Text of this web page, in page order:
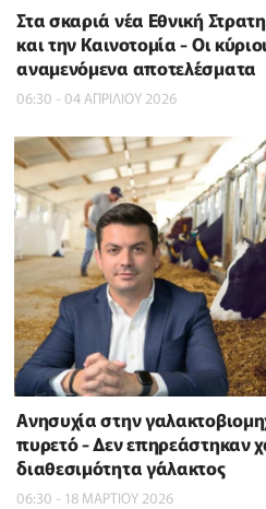
Στα σκαριά νέα Εθνική
και την Καινοτομία - Οι
αναμενόμενα αποτελέσματα
06:30 - 04 ΑΠΡΙΛΙΟΥ 2026
Ανησυχία στην
πυρετό - Δεν επηρεάστηκαν
διαθεσιμότητα γάλακτος
06:30 - 18 ΜΑΡΤΙΟΥ 2026